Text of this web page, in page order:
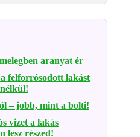
aranyat ér
felforrósodott lakást
– jobb, mint a bolti!
vizet a lakás
lesz részed!